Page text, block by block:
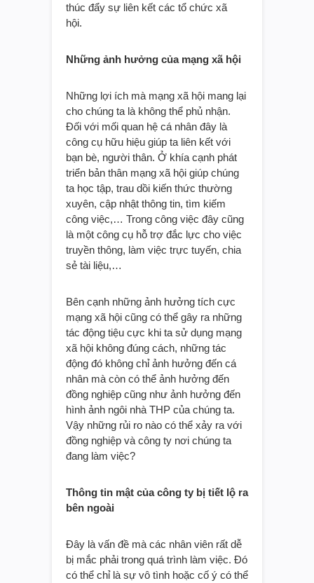
thúc đẩy sự liên kết các tổ chức xã
hội.
Những ảnh hưởng của mạng xã hội
Những lợi ích mà mạng xã hội mang lại
cho chúng ta là không thể phủ nhận.
Đối với mối quan hệ cá nhân đây là
công cụ hữu hiệu giúp ta liên kết với
bạn bè, người thân. Ở khía cạnh phát
triển bản thân mạng xã hội giúp chúng
ta học tập, trau dồi kiến thức thường
xuyên, cập nhật thông tin, tìm kiếm
công việc,… Trong công việc đây cũng
là một công cụ hỗ trợ đắc lực cho việc
truyền thông, làm việc trực tuyến, chia
sẻ tài liệu,…
Bên cạnh những ảnh hưởng tích cực
mạng xã hội cũng có thể gây ra những
tác động tiệu cực khi ta sử dụng mạng
xã hội không đúng cách, những tác
động đó không chỉ ảnh hưởng đến cá
nhân mà còn có thể ảnh hưởng đến
đồng nghiệp cũng như ảnh hưởng đến
hình ảnh ngôi nhà THP của chúng ta.
Vậy những rủi ro nào có thể xảy ra với
đồng nghiệp và công ty nơi chúng ta
đang làm việc?
Thông tin mật của công ty bị tiết lộ ra
bên ngoài
Đây là vấn đề mà các nhân viên rất dễ
bị mắc phải trong quá trình làm việc. Đó
có thể chỉ là sự vô tình hoặc cố ý có thể